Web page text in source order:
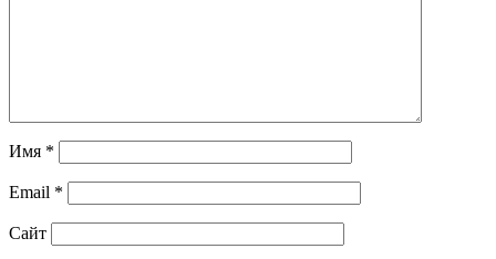
Имя *
Email *
Сайт